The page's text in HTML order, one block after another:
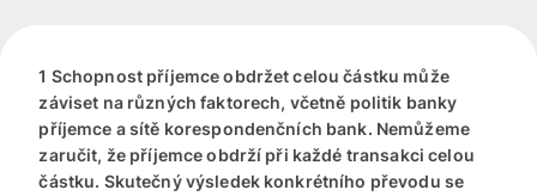
1 Schopnost příjemce obdržet celou částku může
záviset na různých faktorech, včetně politik banky
příjemce a sítě korespondenčních bank. Nemůžeme
zaručit, že příjemce obdrží při každé transakci celou
částku. Skutečný výsledek konkrétního převodu se